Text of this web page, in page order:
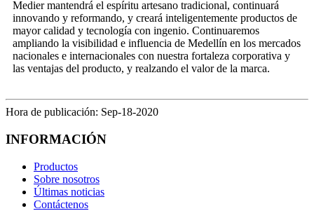
Medier mantendrá el espíritu artesano tradicional, continuará
innovando y reformando, y creará inteligentemente productos de
mayor calidad y tecnología con ingenio. Continuaremos
ampliando la visibilidad e influencia de Medellín en los mercados
nacionales e internacionales con nuestra fortaleza corporativa y
las ventajas del producto, y realzando el valor de la marca.
Hora de publicación: Sep-18-2020
INFORMACIÓN
Productos
Sobre nosotros
Últimas noticias
Contáctenos